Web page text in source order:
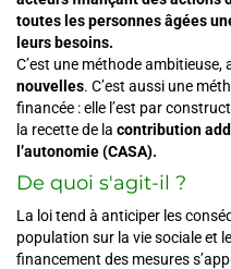
toutes les personnes âgées
leurs besoins.
C’est une méthode ambitieuse,
nouvelles. C’est aussi une
financée : elle l’est par
la recette de la contribution
l’autonomie (CASA).
De quoi s'agit-il ?
La loi tend à anticiper les
population sur la vie sociale et
financement des mesures